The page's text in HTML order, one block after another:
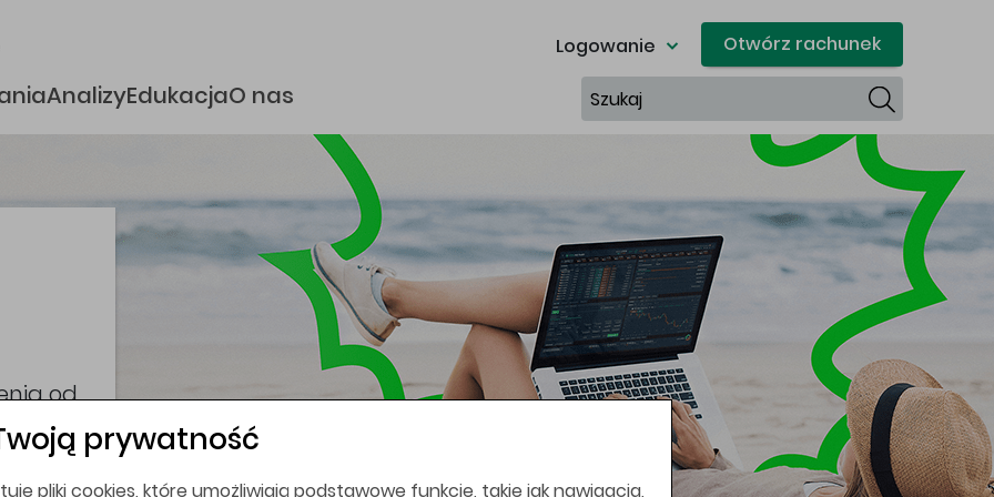
Logowanie Otwórz rachunek
AnalizyEdukacjaO nas Szukaj
prywatność
pliki cookies, które umożliwiają podstawowe funkcje, takie jak nawigacja,